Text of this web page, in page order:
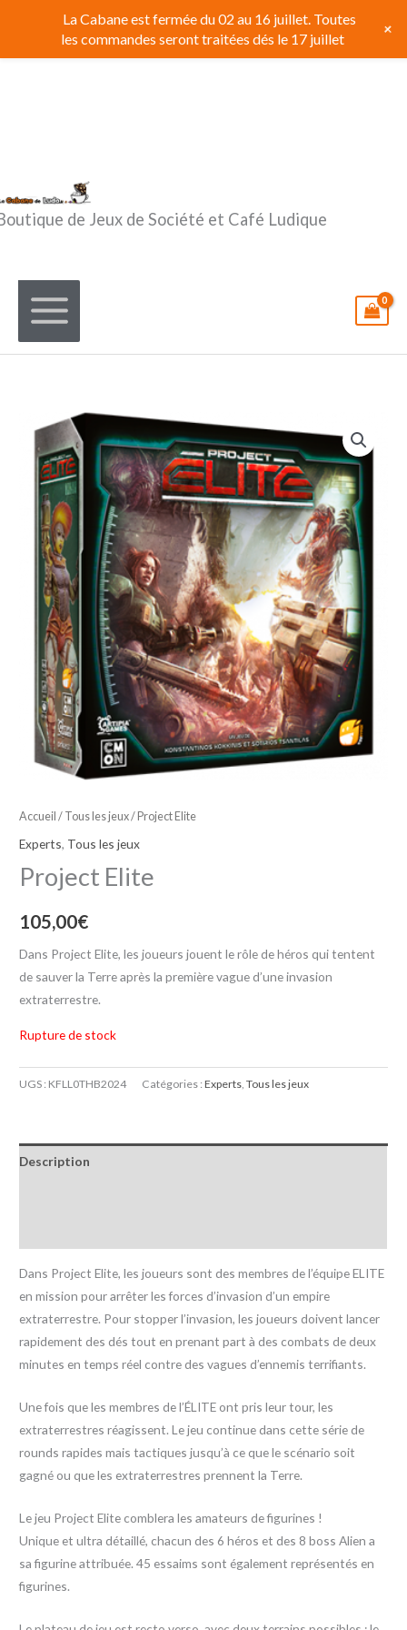
contenu
de Jeux de Société et Café Ludique
Accueil / Tous les jeux/ Project Elite
Experts, Tous les jeux
Project Elite
105,00€
Dans Project Elite, les joueurs jouent le rôle de héros qui tentent
de sauver la Terre après la première vague d’une invasion
extraterrestre.
Rupture de stock
UGS : KFLL0THB2024 Catégories :Experts ,Tous les jeux
Description
Dans Project Elite, les joueurs sont des membres de l’équipe ELITE
en mission pour arrêter les forces d’invasion d’un empire
extraterrestre. Pour stopper l’invasion, les joueurs doivent lancer
rapidement des dés tout en prenant part à des combats de deux
minutes en temps réel contre des vagues d’ennemis terrifiants.
Une fois que les membres de l’ÉLITE ont pris leur tour, les
extraterrestres réagissent. Le jeu continue dans cette série de
rounds rapides mais tactiques jusqu’à ce que le scénario soit
gagné ou que les extraterrestres prennent la Terre.
Le jeu Project Elite comblera les amateurs de figurines !
Unique et ultra détaillé, chacun des 6 héros et des 8 boss Alien a
sa figurine attribuée. 45 essaims sont également représentés en
figurines.
La Cabane est fermée du 02 au 16 juillet. Toutes
les commandes seront traitées dés le 17 juillet
+